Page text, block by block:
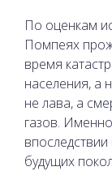
По оценкам
Помпеях
время
населения, а
не лава, а
газов.
будущих